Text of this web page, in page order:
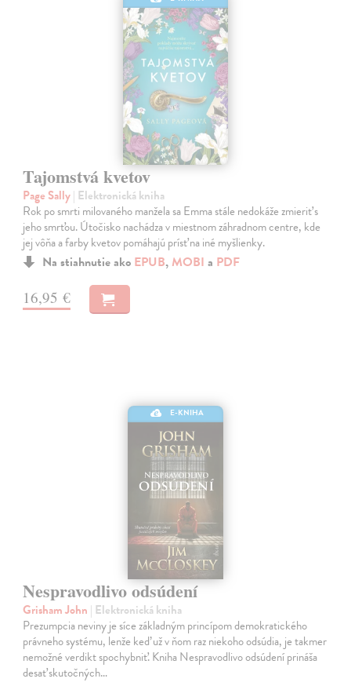
Tajomstvá kvetov
Page Sally| Elektronická kniha
Rok po smrti milovaného manžela sa Emma stále nedokáže zmieriť s
jeho smrťou. Útočisko nachádza v miestnom záhradnom centre, kde
jej vôňa a farby kvetov pomáhajú prísť na iné myšlienky.
Na stiahnutie ako EPUB, MOBI a PDF
16,95 €
E-KNIHA
Nespravodlivo odsúdení
Grisham John | Elektronická kniha
Prezumpcia neviny je síce základným princípom demokratického
právneho systému, lenže keď už v ňom raz niekoho odsúdia, je takmer
nemožné verdikt spochybniť. Kniha Nespravodlivo odsúdení prináša
desať skutočných…